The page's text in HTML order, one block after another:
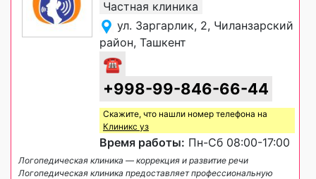
Частная клиника
ул. Заргарлик, 2, Чиланзарский
район, Ташкент
☎
+998-99-846-66-44
Скажите, что нашли номер телефона на
Клиникс уз
Время работы: Пн-Сб 08:00-17:00
Логопедическая клиника — коррекция и развитие речи
Логопедическая клиника предоставляет профессиональную